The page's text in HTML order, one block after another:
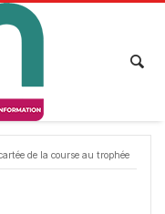
de la course au trophée